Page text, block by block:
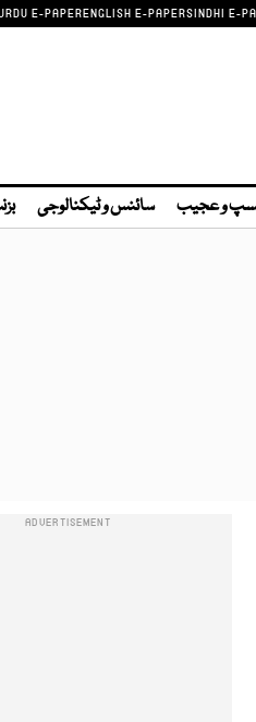
E-PAPERENGLISH E-PAPERSINDHI E-
و عجیب سائنس و ٹیکنالوجی